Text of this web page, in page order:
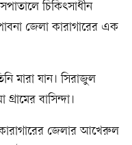
চিকিৎসাধীন
জেলা কারাগারের এক
মারা যান। সিরাজুল
বাসিন্দা।
কারাগারের জেলার আখেরুল